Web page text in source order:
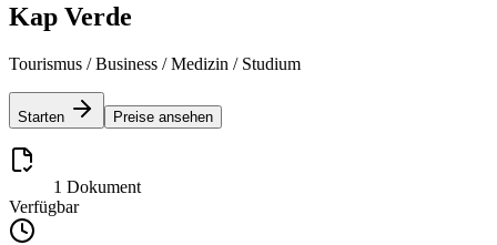
Kap Verde
Tourismus / Business / Medizin / Studium
Starten Preise ansehen
1 Dokument
Verfügbar